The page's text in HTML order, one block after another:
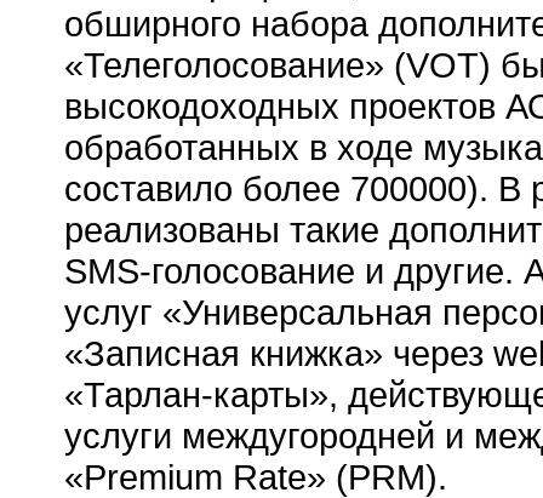
обширного набора
«Телеголосование» (VOT)
высокодоходных проектов
обработанных в ходе
составило более 700000). В
реализованы такие
SMS-голосование и другие.
услуг «Универсальная
«Записная книжка» через
«Тарлан-карты»,
услуги междугородней и
«Premium Rate» (PRM).